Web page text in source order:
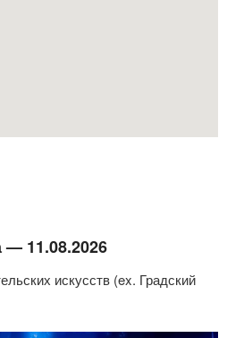
— 11.08.2026
искусств (ex. Градский